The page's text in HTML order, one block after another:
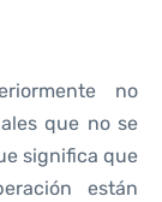
no
que no se
significa que
están